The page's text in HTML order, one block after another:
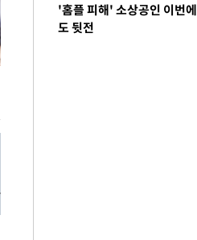
'홈플 피해' 소상공인 이번에
도 뒷전